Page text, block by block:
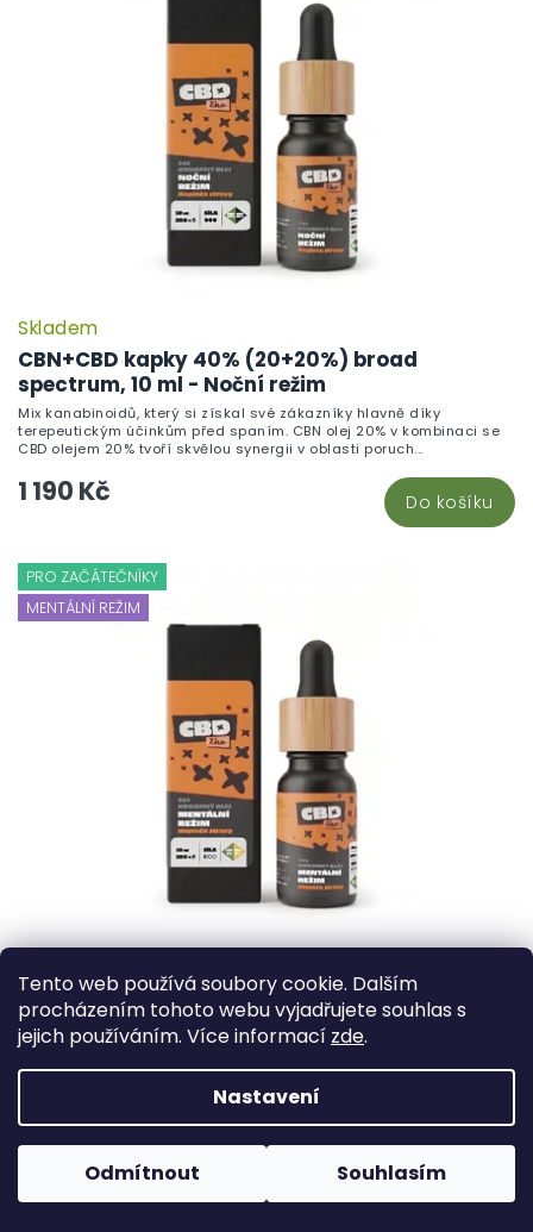
Tento web používá soubory cookie. Dalším
procházením tohoto webu vyjadřujete souhlas s
jejich používáním. Více informací zde.
Nastavení
Odmítnout Souhlasím
CBN+CBD kapky 40% (20+20%) broad
spectrum, 10 ml - Noční režim
Skladem
1 190 Kč Do košíku
Mix kanabinoidů, který si získal své zákazníky hlavně díky
terepeutickým účinkům před spaním. CBN olej 20% v kombinaci se
CBD olejem 20% tvoří skvělou synergii v oblasti poruch...
PRO ZAČÁTEČNÍKY
MENTÁLNÍ REŽIM
CBC+CBD kapky 10% (5+5%) broad spectrum,
10 ml - Mentální režim
390 Kč Do košíku
Objevte účinnou kombinaci kanabinoidů CBC a CBD v našem CBC
oleji (také známém jako CBC kapky)! Tento jedinečný konopný
doplněk stravy si získává stále větší popularitu díky...